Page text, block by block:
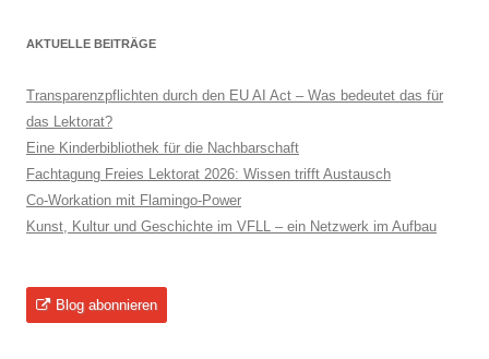
AKTUELLE BEITRÄGE
Transparenzpflichten durch den EU AI Act – Was bedeutet das für
das Lektorat?
Eine Kinderbibliothek für die Nachbarschaft
Fachtagung Freies Lektorat 2026: Wissen trifft Austausch
Co-Workation mit Flamingo-Power
Kunst, Kultur und Geschichte im VFLL – ein Netzwerk im Aufbau
Blog abonnieren